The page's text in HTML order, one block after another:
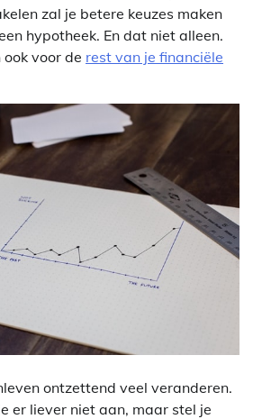
zal je betere keuzes maken
hypotheek. En dat niet alleen.
voor de rest van je financiële
ontzettend veel veranderen.
er liever niet aan, maar stel je